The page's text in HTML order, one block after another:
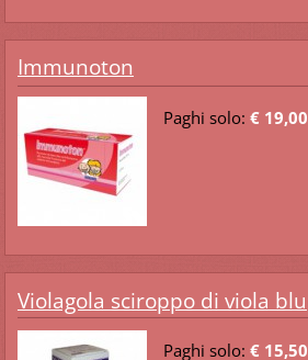
Immunoton
Paghi solo: € 19,00
Violagola sciroppo di viola blu
Paghi solo: € 15,50